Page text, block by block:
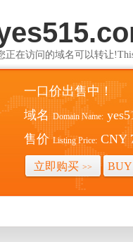
正在访问的域名可以转让
一口价出售中！
域名 Domain Name:
售价 Listing Price: CNY
立即购买 >>